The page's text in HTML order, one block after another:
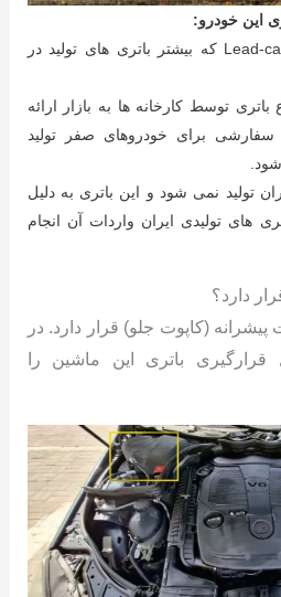
این خودرو:
Lead-calcium که بیشتر باتری های تولید در
باتری توسط کارخانه ها به بازار ارائه
برای خودروهای صفر تولید
تولید نمی شود و این باتری به دلیل
های تولیدی ایران واردات آن انجام
(کاپوت جلو) قرار دارد. در
قرارگیری باتری این ماشین را